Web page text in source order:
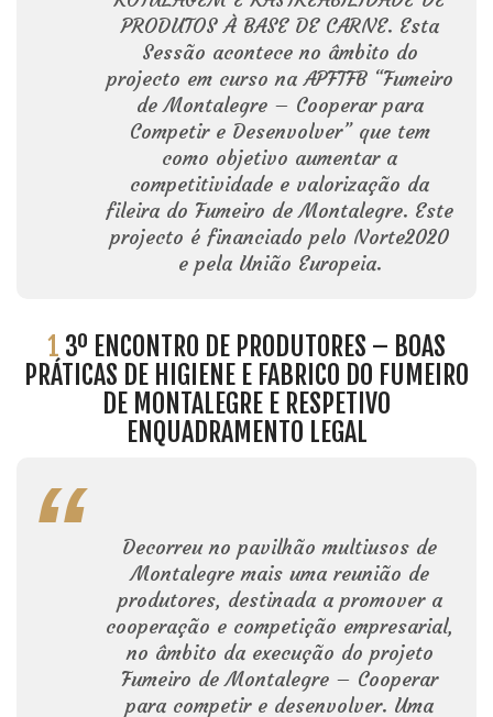
PRODUTOS À BASE DE CARNE. Esta
Sessão acontece no âmbito do
projecto em curso na APFTFB “Fumeiro
de Montalegre – Cooperar para
Competir e Desenvolver” que tem
como objetivo aumentar a
competitividade e valorização da
fileira do Fumeiro de Montalegre. Este
projecto é financiado pelo Norte2020
e pela União Europeia.
1 3º ENCONTRO DE PRODUTORES – BOAS
PRÁTICAS DE HIGIENE E FABRICO DO FUMEIRO
DE MONTALEGRE E RESPETIVO
ENQUADRAMENTO LEGAL
Decorreu no pavilhão multiusos de
Montalegre mais uma reunião de
produtores, destinada a promover a
cooperação e competição empresarial,
no âmbito da execução do projeto
Fumeiro de Montalegre – Cooperar
para competir e desenvolver. Uma